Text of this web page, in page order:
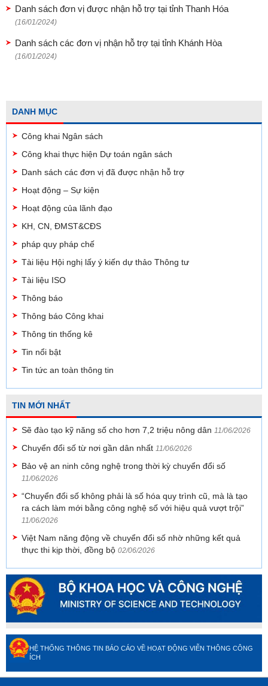
Danh sách đơn vị được nhận hỗ trợ tại tỉnh Thanh Hóa
(16/01/2024)
Danh sách các đơn vị nhận hỗ trợ tại tỉnh Khánh Hòa
(16/01/2024)
DANH MỤC
Công khai Ngân sách
Công khai thực hiện Dự toán ngân sách
Danh sách các đơn vị đã được nhận hỗ trợ
Hoạt động – Sự kiện
Hoạt động của lãnh đạo
KH, CN, ĐMST&CĐS
pháp quy pháp chế
Tài liệu Hội nghị lấy ý kiến dự thảo Thông tư
Tài liệu ISO
Thông báo
Thông báo Công khai
Thông tin thống kê
Tin nổi bật
Tin tức an toàn thông tin
TIN MỚI NHẤT
Sẽ đào tạo kỹ năng số cho hơn 7,2 triệu nông dân 11/06/2026
Chuyển đổi số từ nơi gần dân nhất 11/06/2026
Bảo vệ an ninh công nghệ trong thời kỳ chuyển đổi số
11/06/2026
“Chuyển đổi số không phải là số hóa quy trình cũ, mà là tạo
ra cách làm mới bằng công nghệ số với hiệu quả vượt trội”
11/06/2026
Việt Nam năng động về chuyển đổi số nhờ những kết quả
thực thi kịp thời, đồng bộ 02/06/2026
HỆ THỐNG THÔNG TIN BÁO CÁO VỀ HOẠT ĐỘNG VIỄN THÔNG CÔNG
ÍCH